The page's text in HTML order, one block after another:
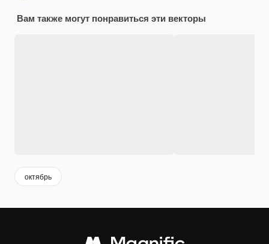
Вам также могут понравиться эти векторы
октябрь